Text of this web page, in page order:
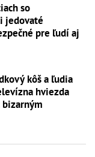
so
jedovaté
pre ľudí aj
kôš a ľudia
hviezda